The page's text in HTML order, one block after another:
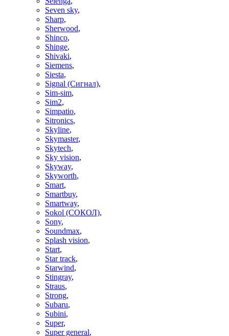
Seven sky,
Sharp,
Sherwood,
Shinco,
Shinge,
Shivaki,
Siemens,
Siesta,
Signal (Сигнал),
Sim-sim,
Sim2,
Simpatio,
Sitronics,
Skyline,
Skymaster,
Skytech,
Sky vision,
Skyway,
Skyworth,
Smart,
Smartbuy,
Smartway,
Sokol (СОКОЛ),
Sony,
Soundmax,
Splash vision,
Start,
Star track,
Starwind,
Stingray,
Straus,
Strong,
Subaru,
Subini,
Super,
Super general,